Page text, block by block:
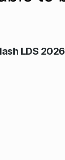
LDS 2026